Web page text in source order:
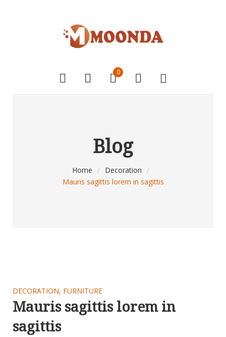
0
Blog
Home / Decoration /
Mauris sagittis lorem in sagittis
DECORATION, FURNITURE
Mauris sagittis lorem in
sagittis